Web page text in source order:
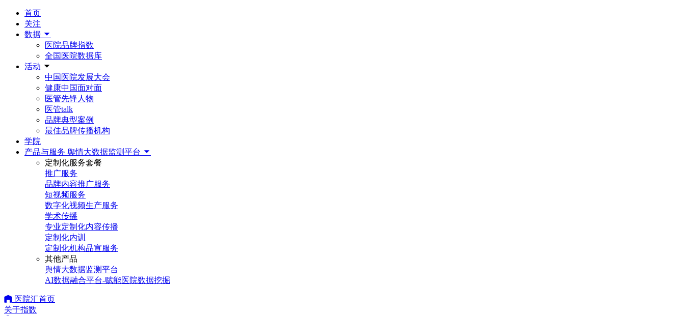
首页
关注
数据
医院品牌指数
全国医院数据库
活动
中国医院发展大会
健康中国面对面
医管先锋人物
医管talk
品牌典型案例
最佳品牌传播机构
学院
产品与服务 舆情大数据监测平台
定制化服务套餐
推广服务
品牌内容推广服务
短视频服务
数字化视频生产服务
学术传播
专业定制化内容传播
定制化内训
定制化机构品宣服务
其他产品
舆情大数据监测平台
AI数据融合平台-赋能医院数据挖掘
医院汇首页
关于指数